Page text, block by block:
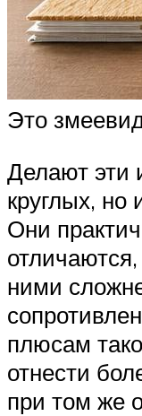
Это
Делают эти
круглых, но
Они
ними
плюсам
отнести
при том же